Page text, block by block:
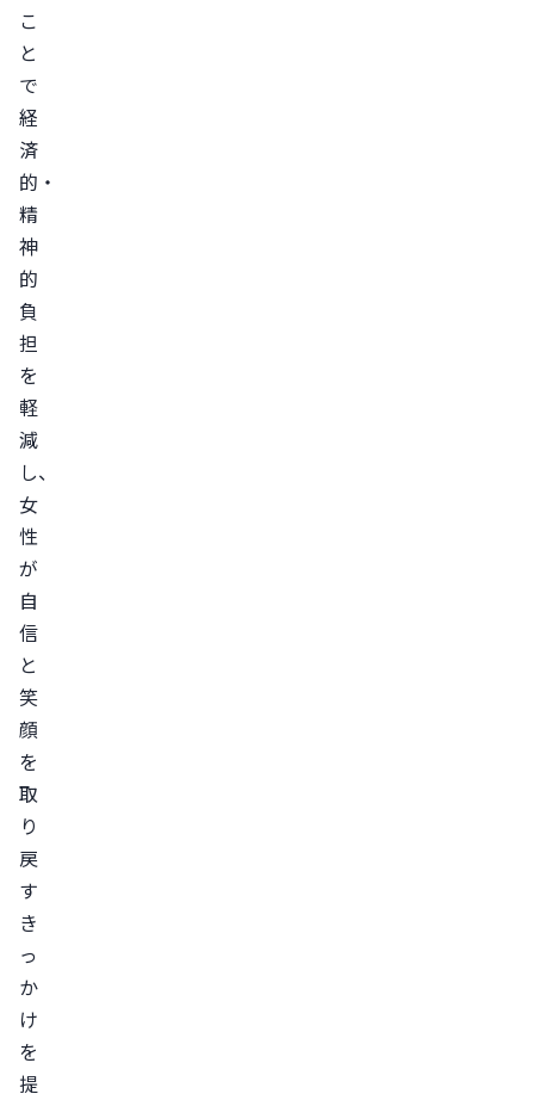
こ
と
で
経
済
的・
精
神
的
負
担
を
軽
減
し、
女
性
が
自
信
と
笑
顔
を
取
り
戻
す
き
っ
か
け
を
提